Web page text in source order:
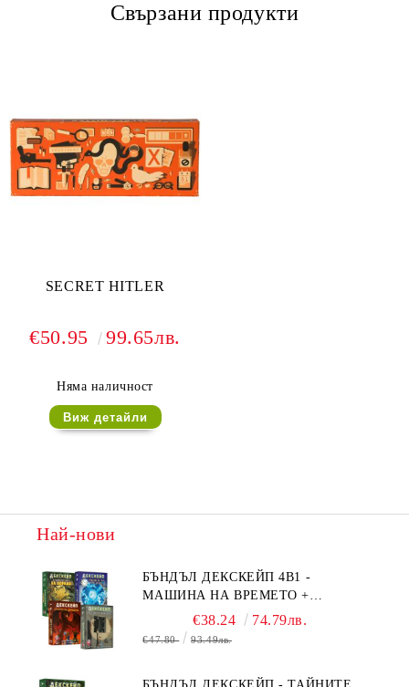
Свързани продукти
SECRET HITLER
€50.95 99.65лв.
Няма наличност
Виж детайли
Най-нови
БЪНДЪЛ ДЕКСКЕЙП 4В1 -
МАШИНА НА ВРЕМЕТО +
БЯГСТВО ОТ АЛКАТРАЗ +
ТАЙНИТЕ НА ЕЛ ДОРАДО +
€38.24 74.79лв.
€47.80 93.49лв.